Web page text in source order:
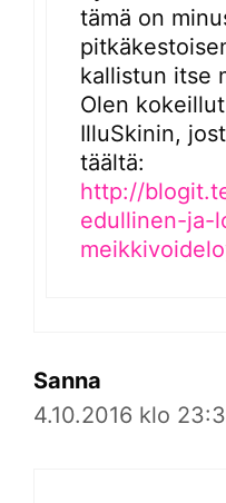
tämä on
kallistun itse
Olen
IlluSkinin,
täältä:
http://
edullinen-ja-
Sanna
4.10.2016 klo